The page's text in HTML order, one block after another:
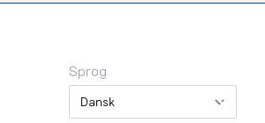
Sprog
Sprog